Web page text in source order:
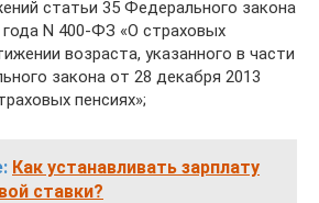
статьи 35 Федерального закона
N 400-ФЗ «О страховых
возраста, указанного в части
закона от 28 декабря 2013
пенсиях»;
Как устанавливать зарплату
ставки?